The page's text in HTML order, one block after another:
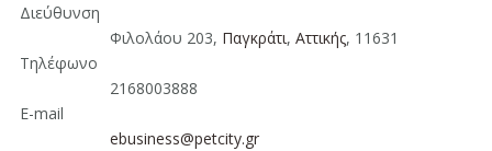
Διεύθυνση
Φιλολάου 203, Παγκράτι,Aττικής, 11631
Τηλέφωνο
2168003888
E-mail
ebusiness@petcity.gr